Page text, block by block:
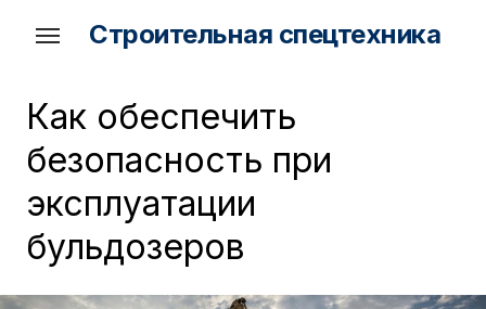
content
Строительная спецтехника
Как обеспечить
безопасность при
эксплуатации
бульдозеров